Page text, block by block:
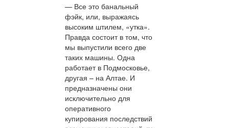
— Все это банальный
фэйк, или, выражаясь
высоким штилем, «утка».
Правда состоит в том, что
мы выпустили всего две
таких машины. Одна
работает в Подмосковье,
другая – на Алтае. И
предназначены они
исключительно для
оперативного
купирования последствий